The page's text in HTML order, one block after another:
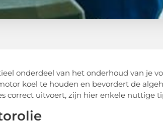
onderdeel van het onderhoud van je
koel te houden en bevordert de
correct uitvoert, zijn hier enkele nuttige